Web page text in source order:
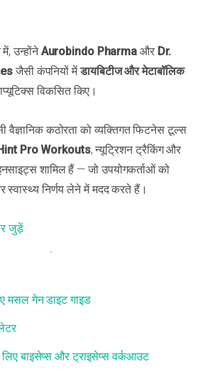
उन्होंनेAurobindo Pharma और Dr.
जैसी कंपनियों मेंडायबिटीज और मेटाबॉलिक
विकसित किए।
कठोरता को व्यक्तिगत फिटनेस टूल्स
Pro Workouts, न्यूट्रिशन ट्रैकिंग और
शामिल हैं — जो उपयोगकर्ताओं को
स्वास्थ्य निर्णय लेने में मदद करते हैं।
जुड़ें
मसल गेन डाइट गाइड
बाइसेप्स और ट्राइसेप्स वर्कआउट